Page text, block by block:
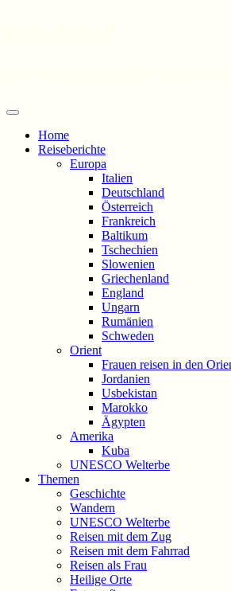
Menü
springen
Home
Reiseberichte
Europa
Italien
Deutschland
Österreich
Frankreich
Baltikum
Tschechien
Slowenien
Griechenland
England
Ungarn
Rumänien
Schweden
Orient
Frauen reisen in den
Jordanien
Usbekistan
Marokko
Ägypten
Amerika
Kuba
UNESCO Welterbe
Themen
Geschichte
Wandern
UNESCO Welterbe
Reisen mit dem Zug
Reisen mit dem Fahrrad
Reisen als Frau
Heilige Orte